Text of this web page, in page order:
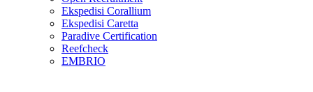
Ekspedisi Corallium
Ekspedisi Caretta
Paradive Certification
Reefcheck
EMBRIO